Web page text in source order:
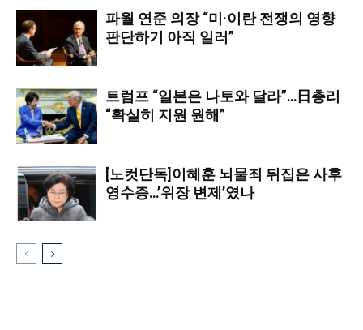
파월 연준 의장 “미·이란 전쟁의 영향
판단하기 아직 일러”
트럼프 “일본은 나토와 달라”…日총리
“확실히 지원 원해”
[노컷단독]이혜훈 뇌물죄 뒤집은 사후
영수증…’위장 변제’였나